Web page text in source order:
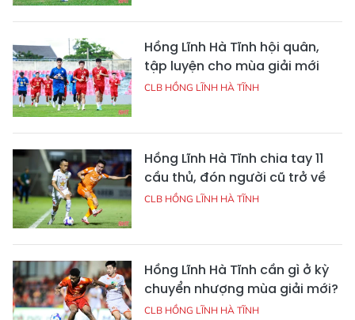
Hồng Lĩnh Hà Tĩnh hội quân,
tập luyện cho mùa giải mới
CLB HỒNG LĨNH HÀ TĨNH
Hồng Lĩnh Hà Tĩnh chia tay 11
cầu thủ, đón người cũ trở về
CLB HỒNG LĨNH HÀ TĨNH
Hồng Lĩnh Hà Tĩnh cần gì ở kỳ
chuyển nhượng mùa giải mới?
CLB HỒNG LĨNH HÀ TĨNH